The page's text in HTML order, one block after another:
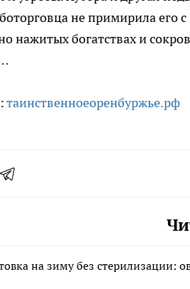
не примирила его
нажитых богатствах и
таинственноеоренбуржье.рф
на зиму без